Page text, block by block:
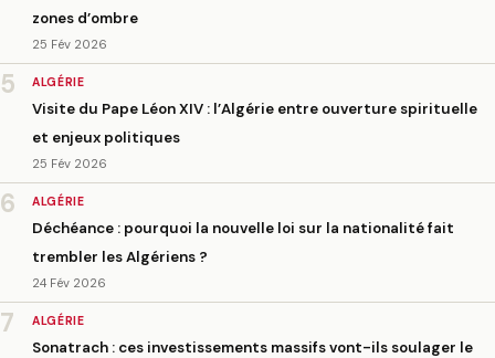
zones d’ombre
25 Fév 2026
5 ALGÉRIE
Visite du Pape Léon XIV : l’Algérie entre ouverture spirituelle
et enjeux politiques
25 Fév 2026
6 ALGÉRIE
Déchéance : pourquoi la nouvelle loi sur la nationalité fait
trembler les Algériens ?
24 Fév 2026
7 ALGÉRIE
Sonatrach : ces investissements massifs vont-ils soulager le